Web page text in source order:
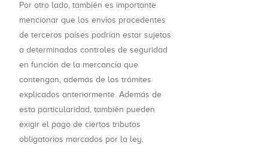
Por otro lado, también es importante
mencionar que los envíos procedentes
de terceros países podrían estar sujetos
a determinados controles de seguridad
en función de la mercancía que
contengan, además de los trámites
explicados anteriormente. Además de
esta particularidad, también pueden
exigir el pago de ciertos tributos
obligatorios marcados por la ley.